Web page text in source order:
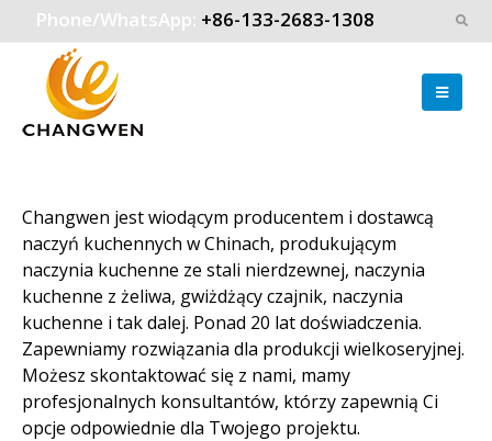
Phone/WhatsApp: +86-133-2683-1308
Changwen jest wiodącym producentem i dostawcą
naczyń kuchennych w Chinach, produkującym
naczynia kuchenne ze stali nierdzewnej, naczynia
kuchenne z żeliwa, gwiżdżący czajnik, naczynia
kuchenne i tak dalej. Ponad 20 lat doświadczenia.
Zapewniamy rozwiązania dla produkcji wielkoseryjnej.
Możesz skontaktować się z nami, mamy
profesjonalnych konsultantów, którzy zapewnią Ci
opcje odpowiednie dla Twojego projektu.